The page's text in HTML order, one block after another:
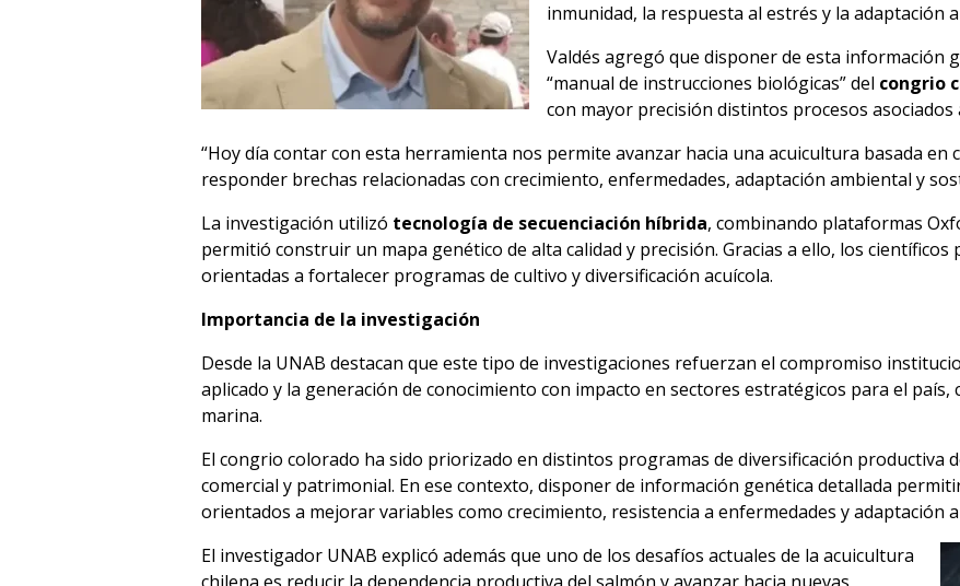
inmunidad, la respuesta al estrés y la adaptación
Valdés agregó que disponer de esta información
“manual de instrucciones biológicas” del congrio
con mayor precisión distintos procesos asociados
“Hoy día contar con esta herramienta nos permite avanzar hacia una acuicultura basada en
responder brechas relacionadas con crecimiento, enfermedades, adaptación ambiental y
La investigación utilizó tecnología de secuenciación híbrida, combinando plataformas
permitió construir un mapa genético de alta calidad y precisión. Gracias a ello, los
orientadas a fortalecer programas de cultivo y diversificación acuícola.
Importancia de la investigación
Desde la UNAB destacan que este tipo de investigaciones refuerzan el compromiso
aplicado y la generación de conocimiento con impacto en sectores estratégicos para el
marina.
El congrio colorado ha sido priorizado en distintos programas de diversificación productiva
comercial y patrimonial. En ese contexto, disponer de información genética detallada
orientados a mejorar variables como crecimiento, resistencia a enfermedades y adaptación
El investigador UNAB explicó además que uno de los desafíos actuales de la acuicultura